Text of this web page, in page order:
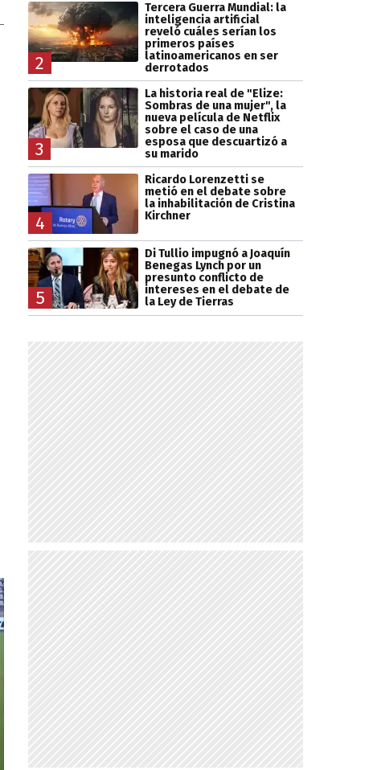
2
Tercera Guerra Mundial: la
inteligencia artificial
reveló cuáles serían los
primeros países
latinoamericanos en ser
derrotados
3
La historia real de "Elize:
Sombras de una mujer", la
nueva película de Netflix
sobre el caso de una
esposa que descuartizó a
su marido
4
Ricardo Lorenzetti se
metió en el debate sobre
la inhabilitación de Cristina
Kirchner
5
Di Tullio impugnó a Joaquín
Benegas Lynch por un
presunto conflicto de
intereses en el debate de
la Ley de Tierras